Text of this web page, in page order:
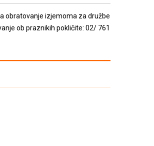
obratovanje izjemoma za družbe
ob praznikih pokličite: 02/ 761